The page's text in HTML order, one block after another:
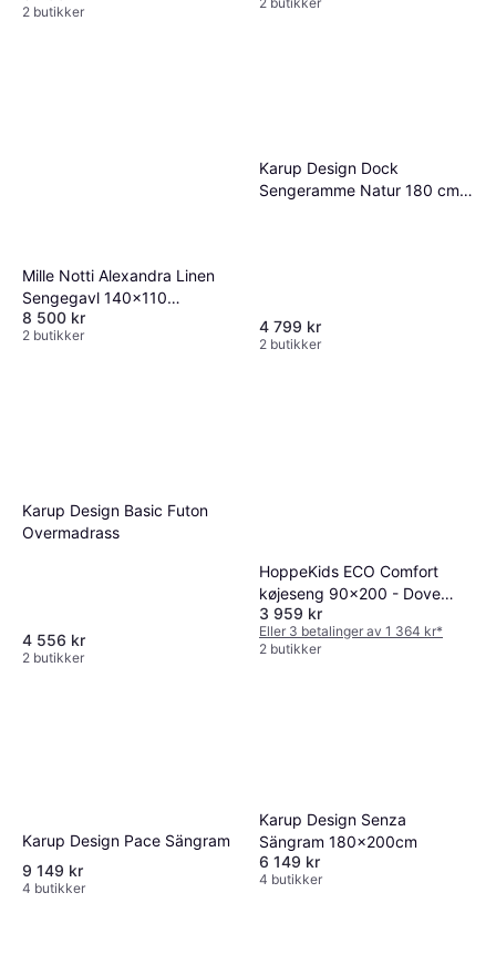
2 butikker
Mille Notti Alexandra Linen
Sengegavl 140x110
Sänggavel 140cm
8 500 kr
2 butikker
Karup Design Dock
Sengeramme Natur 180 cm
4 799 kr
2 butikker
Karup Design Basic Futon
Overmadrass
4 556 kr
2 butikker
HoppeKids ECO Comfort
køjeseng 90x200 - Dove
Grey Køyeseng
3 959 kr
Eller 3 betalinger av 1 364 kr*
2 butikker
Karup Design Pace Sängram
9 149 kr
4 butikker
Karup Design Senza
Sängram 180x200cm
6 149 kr
4 butikker